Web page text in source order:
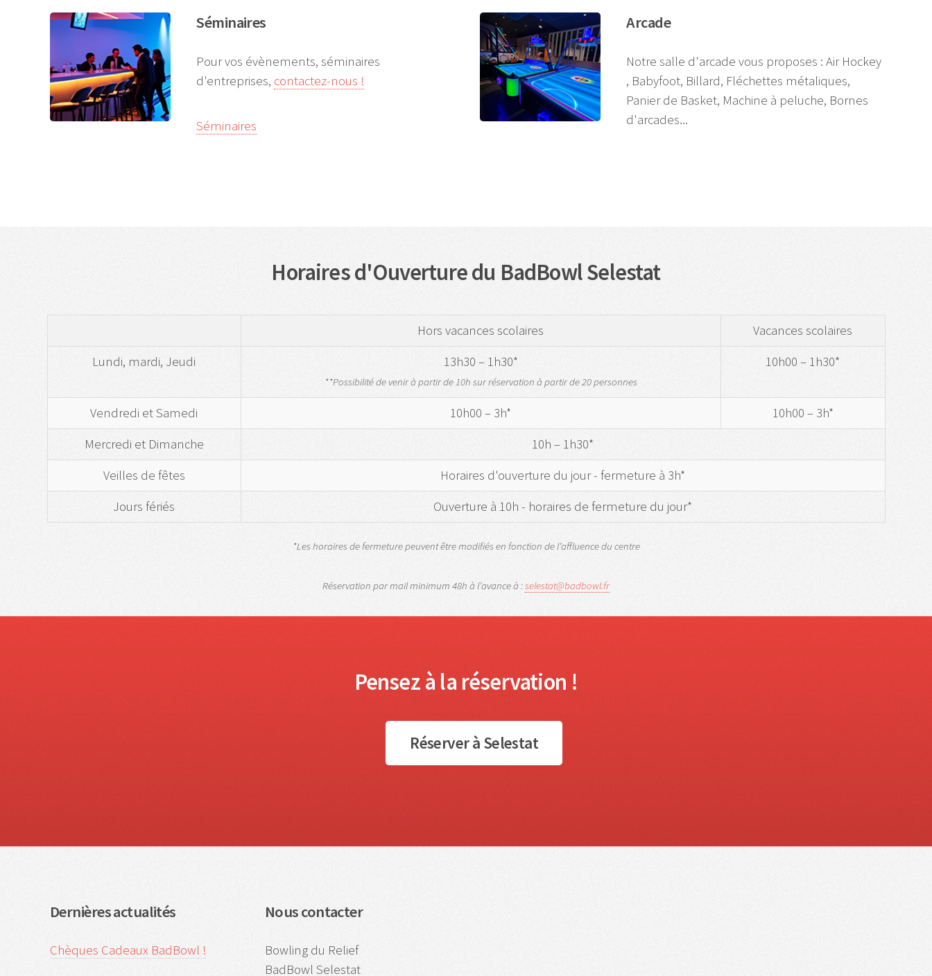
Séminaires
Pour vos évènements, séminaires
d'entreprises, contactez-nous !
Séminaires
Arcade
Notre salle d'arcade vous proposes : Air Hockey
, Babyfoot, Billard, Fléchettes métaliques,
Panier de Basket, Machine à peluche, Bornes
d'arcades...
Horaires d'Ouverture du BadBowl Selestat
Hors vacances scolaires
Vacances scolaires
Lundi, mardi, Jeudi
13h30 – 1h30*
**Possibilité de venir à partir de 10h sur réservation à partir de 20 personnes
10h00 – 1h30*
Vendredi et Samedi 10h00 – 3h*
10h00 – 3h*
Mercredi et Dimanche
10h – 1h30*
Veilles de fêtes
Horaires d'ouverture du jour - fermeture à 3h*
Jours fériés
Ouverture à 10h - horaires de fermeture du jour*
*Les horaires de fermeture peuvent être modifiés en fonction de l’affluence du centre
Réservation par mail minimum 48h à l’avance à :selestat@badbowl.fr
Pensez à la réservation !
Réserver à Selestat
Dernières actualités
Chèques Cadeaux BadBowl !
Nous contacter
Bowling du Relief
BadBowl Selestat